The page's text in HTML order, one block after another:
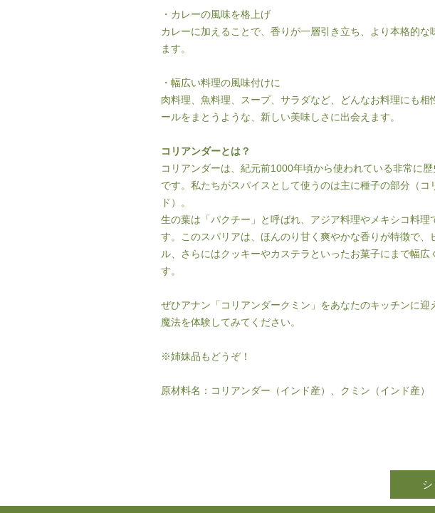
・カレーの風味を格上げ
カレーに加えることで、香りが一層引き立ち、より本格的な
ます。
・幅広い料理の風味付けに
肉料理、魚料理、スープ、サラダなど、どんなお料理にも相
ールをまとうような、新しい美味しさに出会えます。
コリアンダーとは？
コリアンダーは、紀元前1000年頃から使われている非常に
です。私たちがスパイスとして使うのは主に種子の部分（コ
ド）。
生の葉は「パクチー」と呼ばれ、アジア料理やメキシコ料理
す。このスパリアは、ほんのり甘く爽やかな香りが特徴で、
ル、さらにはクッキーやカステラといったお菓子にまで幅広
す。
ぜひアナン「コリアンダークミン」をあなたのキッチンに迎
魔法を体験してみてください。
※姉妹品もどうぞ！
原材料名：コリアンダー（インド産）、クミン（インド産）